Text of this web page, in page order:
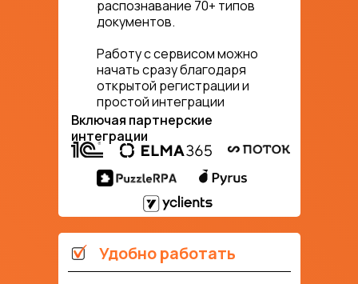
Удобно работать
распознавание 70+ типов
документов.
Работу с сервисом можно
начать сразу благодаря
открытой регистрации и
простой интеграции
Включая партнерские
интеграции